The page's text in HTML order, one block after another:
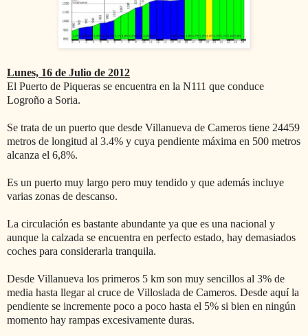
Lunes, 16 de Julio de 2012
El Puerto de Piqueras se encuentra en la N111 que conduce
Logroño a Soria.
Se trata de un puerto que desde Villanueva de Cameros tiene 24459
metros de longitud al 3.4% y cuya pendiente máxima en 500 metros
alcanza el 6,8%.
Es un puerto muy largo pero muy tendido y que además incluye
varias zonas de descanso.
La circulación es bastante abundante ya que es una nacional y
aunque la calzada se encuentra en perfecto estado, hay demasiados
coches para considerarla tranquila.
Desde Villanueva los primeros 5 km son muy sencillos al 3% de
media hasta llegar al cruce de Villoslada de Cameros. Desde aquí la
pendiente se incremente poco a poco hasta el 5% si bien en ningún
momento hay rampas excesivamente duras.